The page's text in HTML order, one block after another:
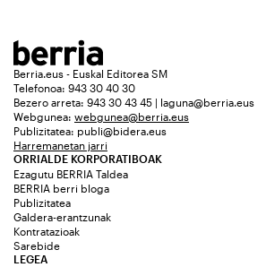
Berria.eus - Euskal Editorea SM
Telefonoa: 943 30 40 30
Bezero arreta: 943 30 43 45 | laguna@berria.eus
Webgunea: webgunea@berria.eus
Publizitatea: publi@bidera.eus
Harremanetan jarri
ORRIALDE KORPORATIBOAK
Ezagutu BERRIA Taldea
BERRIA berri bloga
Publizitatea
Galdera-erantzunak
Kontratazioak
Sarebide
LEGEA